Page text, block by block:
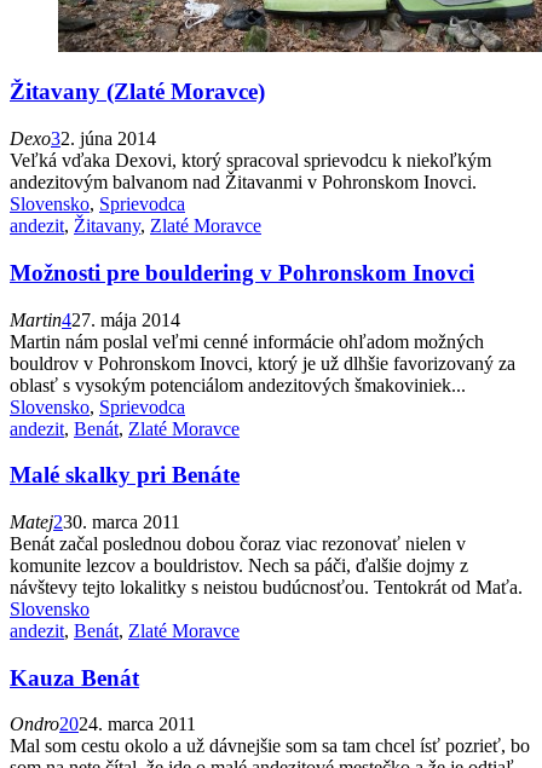
Žitavany (Zlaté Moravce)
Dexo32. júna 2014
Veľká vďaka Dexovi, ktorý spracoval sprievodcu k niekoľkým
andezitovým balvanom nad Žitavanmi v Pohronskom Inovci.
Slovensko, Sprievodca
andezit, Žitavany, Zlaté Moravce
Možnosti pre bouldering v Pohronskom Inovci
Martin427. mája 2014
Martin nám poslal veľmi cenné informácie ohľadom možných
bouldrov v Pohronskom Inovci, ktorý je už dlhšie favorizovaný za
oblasť s vysokým potenciálom andezitových šmakoviniek...
Slovensko, Sprievodca
andezit, Benát, Zlaté Moravce
Malé skalky pri Benáte
Matej230. marca 2011
Benát začal poslednou dobou čoraz viac rezonovať nielen v
komunite lezcov a bouldristov. Nech sa páči, ďalšie dojmy z
návštevy tejto lokalitky s neistou budúcnosťou. Tentokrát od Maťa.
Slovensko
andezit, Benát, Zlaté Moravce
Kauza Benát
Ondro2024. marca 2011
Mal som cestu okolo a už dávnejšie som sa tam chcel ísť pozrieť, bo